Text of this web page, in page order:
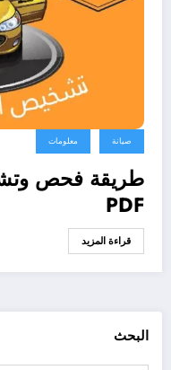
صيانة معلومات
طريقة فحص
PDF
قراءة المزيد
البحث